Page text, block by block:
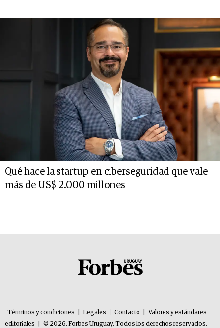
Qué hace la startup en ciberseguridad que vale
más de US$ 2.000 millones
Términos y condiciones Legales Contacto
Valores y estándares
editoriales
© 2026. Forbes Uruguay. Todos los derechos reservados.